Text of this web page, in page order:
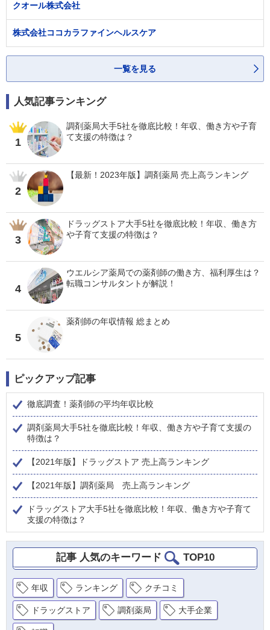
クオール株式会社
株式会社ココカラファインヘルスケア
一覧を見る
人気記事ランキング
1
調剤薬局大手5社を徹底比較！年収、働き方や子育
て支援の特徴は？
2
【最新！2023年版】調剤薬局 売上高ランキング
3
ドラッグストア大手5社を徹底比較！年収、働き方
や子育て支援の特徴は？
4
ウエルシア薬局での薬剤師の働き方、福利厚生は？
転職コンサルタントが解説！
5
薬剤師の年収情報 総まとめ
ピックアップ記事
徹底調査！薬剤師の平均年収比較
調剤薬局大手5社を徹底比較！年収、働き方や子育て支援の
特徴は？
【2021年版】ドラッグストア 売上高ランキング
【2021年版】調剤薬局 売上高ランキング
ドラッグストア大手5社を徹底比較！年収、働き方や子育て
支援の特徴は？
記事 人気のキーワード TOP10
年収 ランキング クチコミ
ドラッグストア 調剤薬局 大手企業